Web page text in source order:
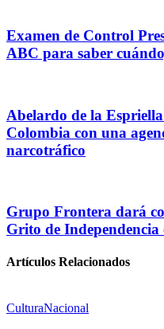
Examen de Control
ABC para saber
Abelardo de la
Colombia con una
narcotráfico
Grupo Frontera dará
Grito de
Artículos Relacionados
CulturaNacional